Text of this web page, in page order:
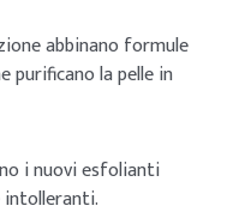
abbinano formule
purificano la pelle in
i nuovi esfolianti
intolleranti.